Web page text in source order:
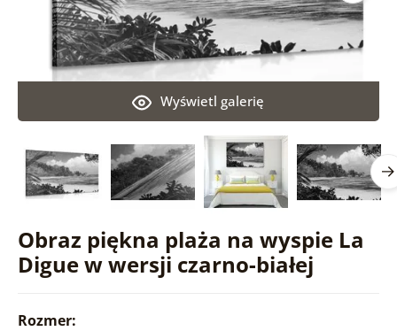
Obraz piękna plaża na wyspie La
Digue w wersji czarno-białej
Wyświetl galerię
Rozmer: